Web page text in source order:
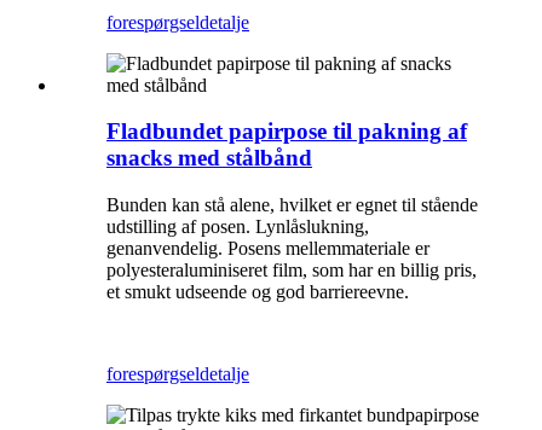
forespørgseldetalje
Fladbundet papirpose til pakning af
snacks med stålbånd
Bunden kan stå alene, hvilket er egnet til stående
udstilling af posen. Lynlåslukning,
genanvendelig. Posens mellemmateriale er
polyesteraluminiseret film, som har en billig pris,
et smukt udseende og god barriereevne.
forespørgseldetalje